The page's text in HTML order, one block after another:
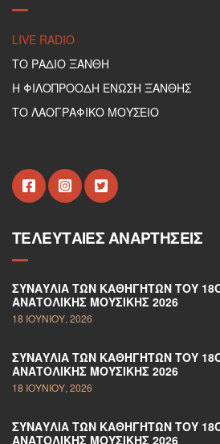
LIVE RADIO
ΤΟ ΡΑΔΙΟ ΞΑΝΘΗ
Η ΦΙΛΟΠΡΟΟΔΗ ΕΝΩΣΗ ΞΑΝΘΗΣ
ΤΟ ΛΑΟΓΡΑΦΙΚΟ ΜΟΥΣΕΙΟ
ΤΕΛΕΥΤΑΊΕΣ ΑΝΑΡΤΉΣΕΙΣ
ΣΥΝΑΥΛΊΑ ΤΩΝ ΚΑΘΗΓΗΤΏΝ ΤΟΥ
ΑΝΑΤΟΛΙΚΉΣ ΜΟΥΣΙΚΉΣ 2026
18 ΙΟΥΝΊΟΥ, 2026
ΣΥΝΑΥΛΊΑ ΤΩΝ ΚΑΘΗΓΗΤΏΝ ΤΟΥ
ΑΝΑΤΟΛΙΚΉΣ ΜΟΥΣΙΚΉΣ 2026
18 ΙΟΥΝΊΟΥ, 2026
ΣΥΝΑΥΛΊΑ ΤΩΝ ΚΑΘΗΓΗΤΏΝ ΤΟΥ
ΑΝΑΤΟΛΙΚΉΣ ΜΟΥΣΙΚΉΣ 2026